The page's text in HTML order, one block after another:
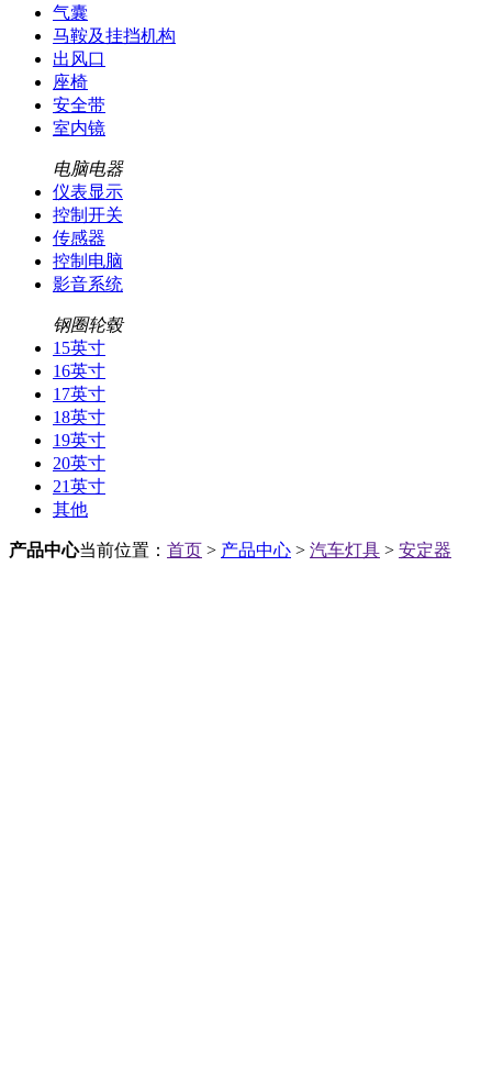
气囊
马鞍及挂挡机构
出风口
座椅
安全带
室内镜
电脑电器
仪表显示
控制开关
传感器
控制电脑
影音系统
钢圈轮毂
15英寸
16英寸
17英寸
18英寸
19英寸
20英寸
21英寸
其他
产品中心当前位置： 首页 > 产品中心 > 汽车灯具 > 安定器